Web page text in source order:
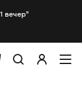
вечер"